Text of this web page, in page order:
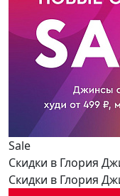
Sale
Скидки в Глория
Скидки в Глория